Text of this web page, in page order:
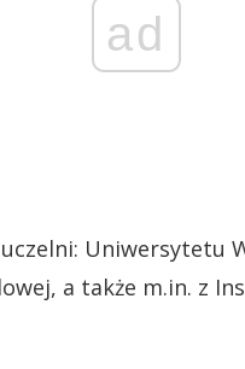
ad
Uniwersytetu
a także m.in. z